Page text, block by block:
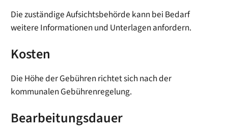
Die zuständige Aufsichtsbehörde kann bei Bedarf
weitere Informationen und Unterlagen anfordern.
Kosten
Die Höhe der Gebühren richtet sich nach der
kommunalen Gebührenregelung.
Bearbeitungsdauer